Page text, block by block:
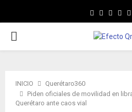
Facebook
Twitter
MENÚ
INICIO
Querétaro360
Piden oficiales de movilidad en
Querétaro ante caos vial